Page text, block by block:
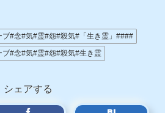
#念#気#霊#怨#殺気#「生き霊」####
#念#気#霊#怨#殺気#生き霊
シェアする